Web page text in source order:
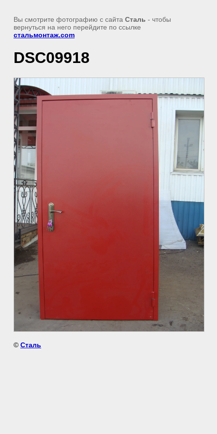
Вы смотрите фотографию с сайта Сталь - чтобы
вернуться на него перейдите по ссылке
стальмонтаж.com
DSC09918
© Сталь